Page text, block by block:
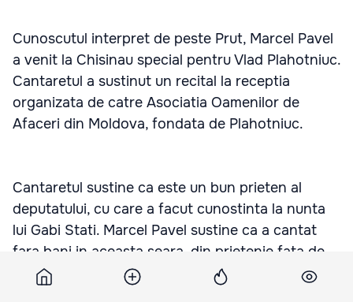
Cunoscutul interpret de peste Prut, Marcel Pavel
a venit la Chisinau special pentru Vlad Plahotniuc.
Cantaretul a sustinut un recital la receptia
organizata de catre Asociatia Oamenilor de
Afaceri din Moldova, fondata de Plahotniuc.
Cantaretul sustine ca este un bun prieten al
deputatului, cu care a facut cunostinta la nunta
lui Gabi Stati. Marcel Pavel sustine ca a cantat
fara bani in aceasta seara, din prietenie fata de
Plahotniuc.